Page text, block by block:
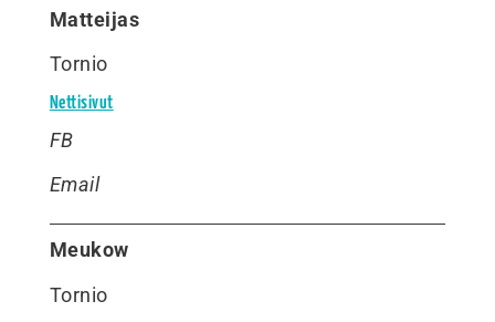
Matteijas
Tornio
Nettisivut
FB
Email
Meukow
Tornio